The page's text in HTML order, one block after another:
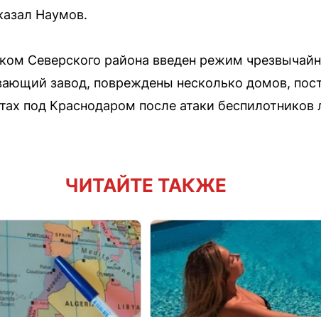
Наумов.
Северского района введен режим
завод, повреждены несколько домов,
под Краснодаром после атаки
ЧИТАЙТЕ ТАКЖЕ